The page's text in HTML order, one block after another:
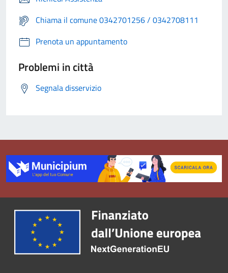
Chiama il comune 0342701256 / 0342708111
Prenota un appuntamento
Problemi in città
Segnala disservizio